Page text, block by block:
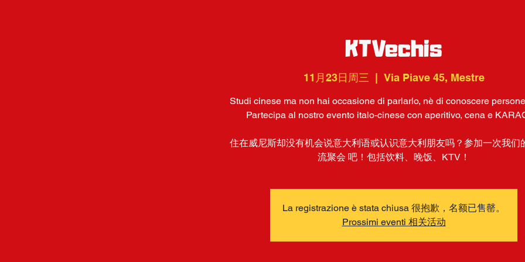
KTVechis
11月23日周三 Via Piave 45, Mestre
Studi cinese ma non hai occasione di parlarlo, nè di conoscere
Partecipa al nostro evento italo-cinese con aperitivo, cena e
住在威尼斯却没有机会说意大利语或认识意大利朋友吗？参加一次我们
流聚会 吧！包括饮料、晚饭、KTV！
La registrazione è stata chiusa 很抱歉，名额已售罄。
Prossimi eventi 相关活动